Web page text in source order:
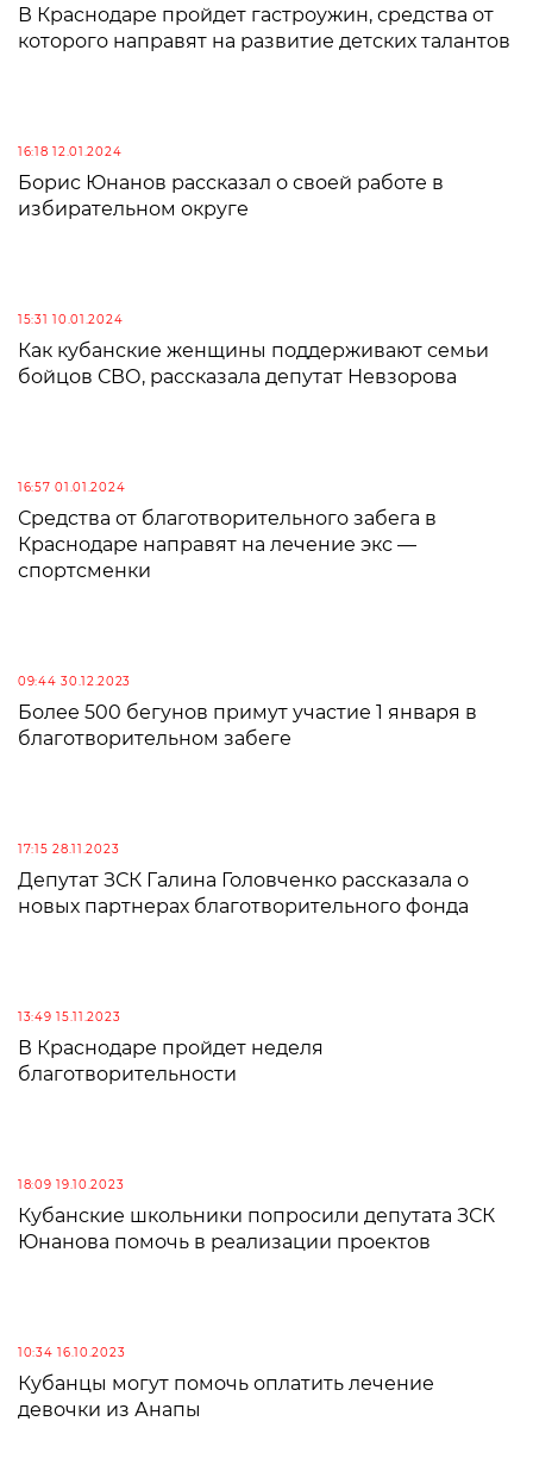
В Краснодаре пройдет гастроужин, средства от
которого направят на развитие детских талантов
16:18 12.01.2024
Борис Юнанов рассказал о своей работе в
избирательном округе
15:31 10.01.2024
Как кубанские женщины поддерживают семьи
бойцов СВО, рассказала депутат Невзорова
16:57 01.01.2024
Средства от благотворительного забега в
Краснодаре направят на лечение экс —
спортсменки
09:44 30.12.2023
Более 500 бегунов примут участие 1 января в
благотворительном забеге
17:15 28.11.2023
Депутат ЗСК Галина Головченко рассказала о
новых партнерах благотворительного фонда
13:49 15.11.2023
В Краснодаре пройдет неделя
благотворительности
18:09 19.10.2023
Кубанские школьники попросили депутата ЗСК
Юнанова помочь в реализации проектов
10:34 16.10.2023
Кубанцы могут помочь оплатить лечение
девочки из Анапы